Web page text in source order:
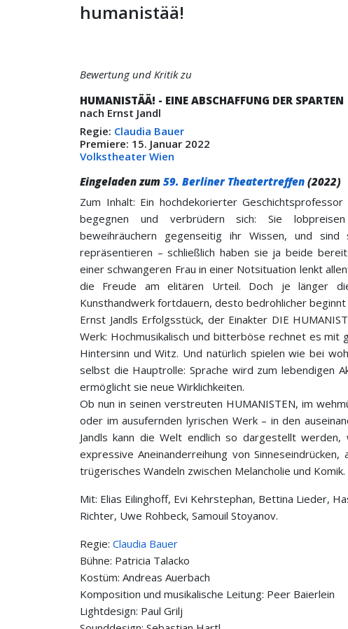
humanistää!
Bewertung und Kritik zu
HUMANISTÄÄ! - EINE ABSCHAFFUNG DER SPARTEN
nach Ernst Jandl
Regie: Claudia Bauer
Premiere: 15. Januar 2022
Volkstheater Wien
Eingeladen zum 59. Berliner Theatertreffen (2022)
Zum Inhalt: Ein hochdekorierter
begegnen und verbrüdern sich: Sie lobpreisen
beweihräuchern gegenseitig ihr Wissen, und
repräsentieren – schließlich haben sie ja beide
einer schwangeren Frau in einer Notsituation lenkt
die Freude am elitären Urteil. Doch je länger
Kunsthandwerk fortdauern, desto bedrohlicher
Ernst Jandls Erfolgsstück, der Einakter DIE
Werk: Hochmusikalisch und bitterböse rechnet es mit
Hintersinn und Witz. Und natürlich spielen wie bei
selbst die Hauptrolle: Sprache wird zum lebendigen
ermöglicht sie neue Wirklichkeiten.
Ob nun in seinen verstreuten HUMANISTEN, im
oder im ausufernden lyrischen Werk – in den
Jandls kann die Welt endlich so dargestellt
expressive Aneinanderreihung von
trügerisches Wandeln zwischen Melancholie und Komik.
Mit: Elias Eilinghoff, Evi Kehrstephan, Bettina Lieder,
Richter, Uwe Rohbeck, Samouil Stoyanov.
Regie: Claudia Bauer
Bühne: Patricia Talacko
Kostüm: Andreas Auerbach
Komposition und musikalische Leitung: Peer Baierlein
Lightdesign: Paul Grilj